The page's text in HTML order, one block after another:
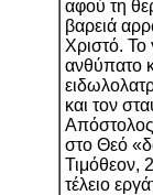
αφού τη
βαρειά
Χριστό. Το
ανθύπατο
και τον
στο Θεό
Τιμόθεον,
τέλειο